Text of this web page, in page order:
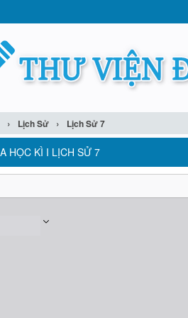
› Lịch Sử › Lịch Sử 7
HỌC KÌ I LỊCH SỬ 7